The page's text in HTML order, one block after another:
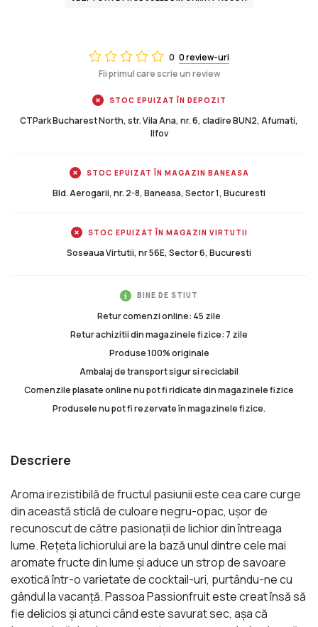
0 0 review-uri
Fii primul care scrie un review
STOC EPUIZAT ÎN DEPOZIT
CTPark Bucharest North, str. Vila Ana, nr. 6, cladire BUN2, Afumati,
Ilfov
STOC EPUIZAT ÎN MAGAZIN BANEASA
Bld. Aerogarii, nr. 2-8, Baneasa, Sector 1, Bucuresti
STOC EPUIZAT ÎN MAGAZIN VIRTUTII
Soseaua Virtutii, nr 56E, Sector 6, Bucuresti
BINE DE STIUT
Retur comenzi online: 45 zile
Retur achizitii din magazinele fizice: 7 zile
Produse 100% originale
Ambalaj de transport sigur si reciclabil
Comenzile plasate online nu pot fi ridicate din magazinele fizice
Produsele nu pot fi rezervate în magazinele fizice.
Descriere
Aroma irezistibilă de fructul pasiunii este cea care curge
din această sticlă de culoare negru-opac, ușor de
recunoscut de către pasionații de lichior din întreaga
lume. Rețeta lichiorului are la bază unul dintre cele mai
aromate fructe din lume şi aduce un strop de savoare
exotică într-o varietate de cocktail-uri, purtându-ne cu
gândul la vacanţă. Passoa Passionfruit este creat însă să
fie delicios şi atunci când este savurat sec, aşa că